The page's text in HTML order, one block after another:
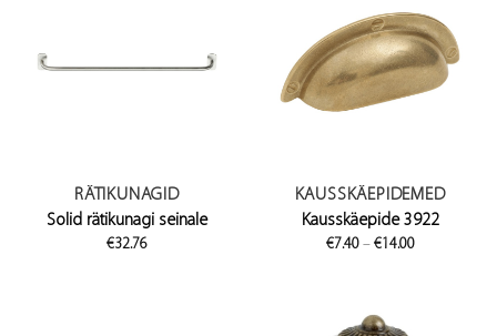
RÄTIKUNAGID
Solid rätikunagi seinale
€32.76
KAUSSKÄEPIDEMED
Kausskäepide 3922
€7.40 – €14.00Price